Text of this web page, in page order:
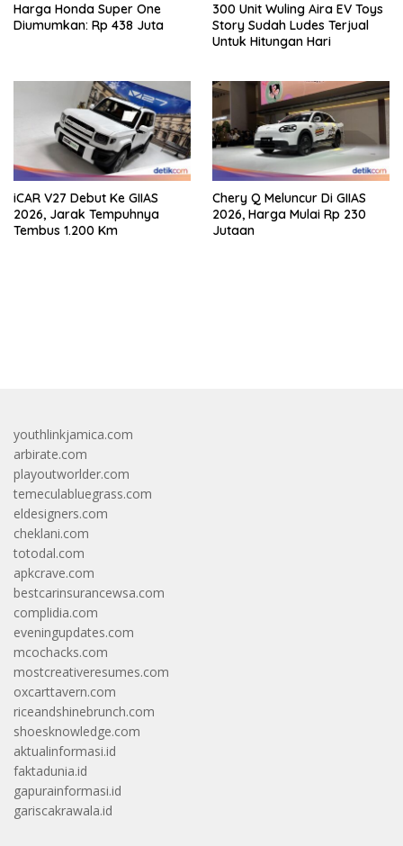
Harga Honda Super One
Diumumkan: Rp 438 Juta
300 Unit Wuling Aira EV Toys
Story Sudah Ludes Terjual
Untuk Hitungan Hari
iCAR V27 Debut Ke GIIAS
2026, Jarak Tempuhnya
Tembus 1.200 Km
Chery Q Meluncur Di GIIAS
2026, Harga Mulai Rp 230
Jutaan
youthlinkjamica.com
arbirate.com
playoutworlder.com
temeculabluegrass.com
eldesigners.com
cheklani.com
totodal.com
apkcrave.com
bestcarinsurancewsa.com
complidia.com
eveningupdates.com
mcochacks.com
mostcreativeresumes.com
oxcarttavern.com
riceandshinebrunch.com
shoesknowledge.com
aktualinformasi.id
faktadunia.id
gapurainformasi.id
gariscakrawala.id